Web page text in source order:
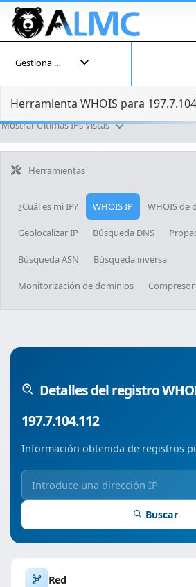
Gestiona tu cuenta
Herramienta WHOIS para
Mostrar Últimas IPs Vistas
Herramientas
¿Cuál es mi IP? WHOIS IP WHOIS de
Geolocalizar IP Búsqueda DNS
Búsqueda ASN Búsqueda inversa
Monitorización de dominios
Detalles del registro
197.7.104.112
Información obtenida de registros
Buscar
Red